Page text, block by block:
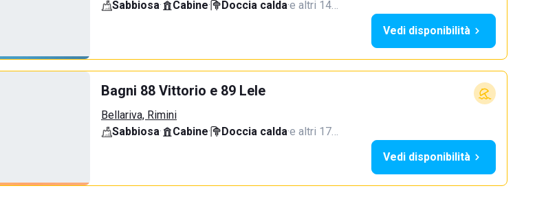
Sabbiosa· Cabine· Doccia calda·e altri 14…
Vedi disponibilità
Bagni 88 Vittorio e 89 Lele
Bellariva, Rimini
Sabbiosa· Cabine· Doccia calda·e altri 17…
Vedi disponibilità